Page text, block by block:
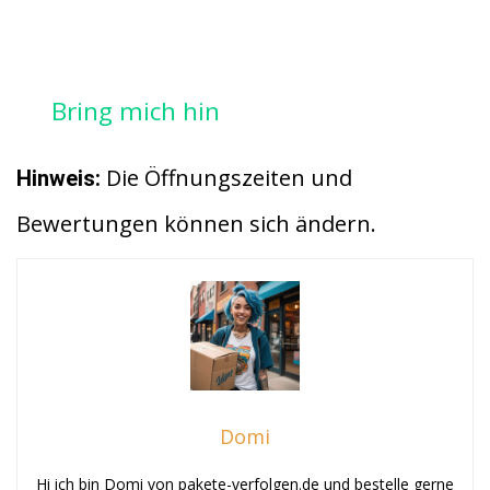
Bring mich hin
Hinweis: Die Öffnungszeiten und
Bewertungen können sich ändern.
Domi
Hi ich bin Domi von pakete-verfolgen.de und bestelle gerne